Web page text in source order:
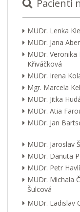
Pacienti
MUDr. Lenka
MUDr. Jana
MUDr. Veronika
Křiváčková
MUDr. Irena
Mgr. Marcela
MUDr. Jitka
MUDr. Atia
MUDr. Jan
MUDr. Jaroslav
MUDr. Danuta
MUDr. Petr
MUDr. Michala
Šulcová
MUDr. Ladislav